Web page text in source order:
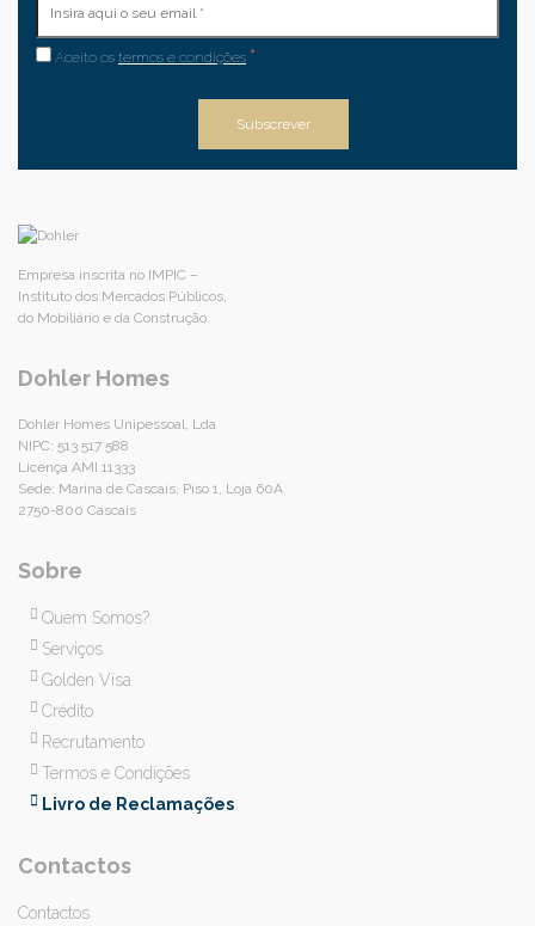
Aceito os termos e condições *
Empresa inscrita no IMPIC –
Instituto dos Mercados Públicos,
do Mobiliário e da Construção.
Dohler Homes
Dohler Homes Unipessoal, Lda
NIPC: 513 517 588
Licença AMI 11333
Sede: Marina de Cascais, Piso 1, Loja 60A
2750-800 Cascais
Sobre
Quem Somos?
Serviços
Golden Visa
Crédito
Recrutamento
Termos e Condições
Livro de Reclamações
Contactos
Contactos